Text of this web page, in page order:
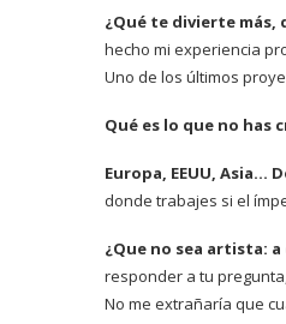
¿Qué te divierte
hecho mi experiencia
Uno de los últimos
Qué es lo que no has
Europa, EEUU, Asia…
donde trabajes si el
¿Que no sea artista:
responder a tu
No me extrañaría que